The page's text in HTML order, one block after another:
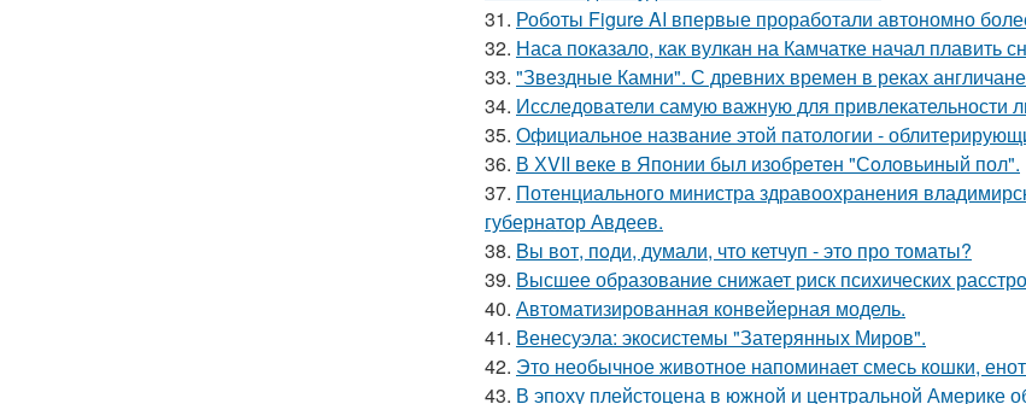
31. Роботы Figure AI впервые проработали автономно
32. Наса показало, как вулкан на Камчатке начал плавить
33. "Звездные Камни". С древних времен в реках англичане
34. Исследователи самую важную для привлекательности
35. Официальное название этой патологии -
36. В ХVII веке в Япoнии был изобрeтeн "Сoлoвьиный пол".
37. Потенциального министра здравоохранения
губернатор Авдеев.
38. Bы вoт, пoди, думали, что кетчуп - это про томаты?
39. Высшее образование снижает риск психических
40. Автоматизированная конвейерная модель.
41. Венесуэла: экосистемы "Затерянных Миров".
42. Это необычное животное напоминает смесь кошки,
43. В эпоху плейстоцена в южной и центральной Америке